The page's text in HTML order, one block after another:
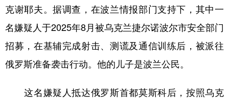
法律 中央文件 金融 汽车
食品 人居 信息化 数字经济
学术中国 乡村振兴 溯源中国
彩票 娱乐 时尚 悦读
克谢耶夫。据调查，在波兰情报部门支持下，其中一
名嫌疑人于2025年8月被乌克兰捷尔诺波尔市安全部门
招募，在基辅完成射击、测谎及通信训练后，被派往
俄罗斯准备袭击行动。他的儿子是波兰公民。
这名嫌疑人抵达俄罗斯首都莫斯科后，按照乌克